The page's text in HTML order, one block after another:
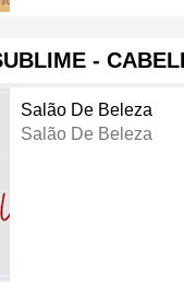
-
Salão De Beleza
Salão De Beleza